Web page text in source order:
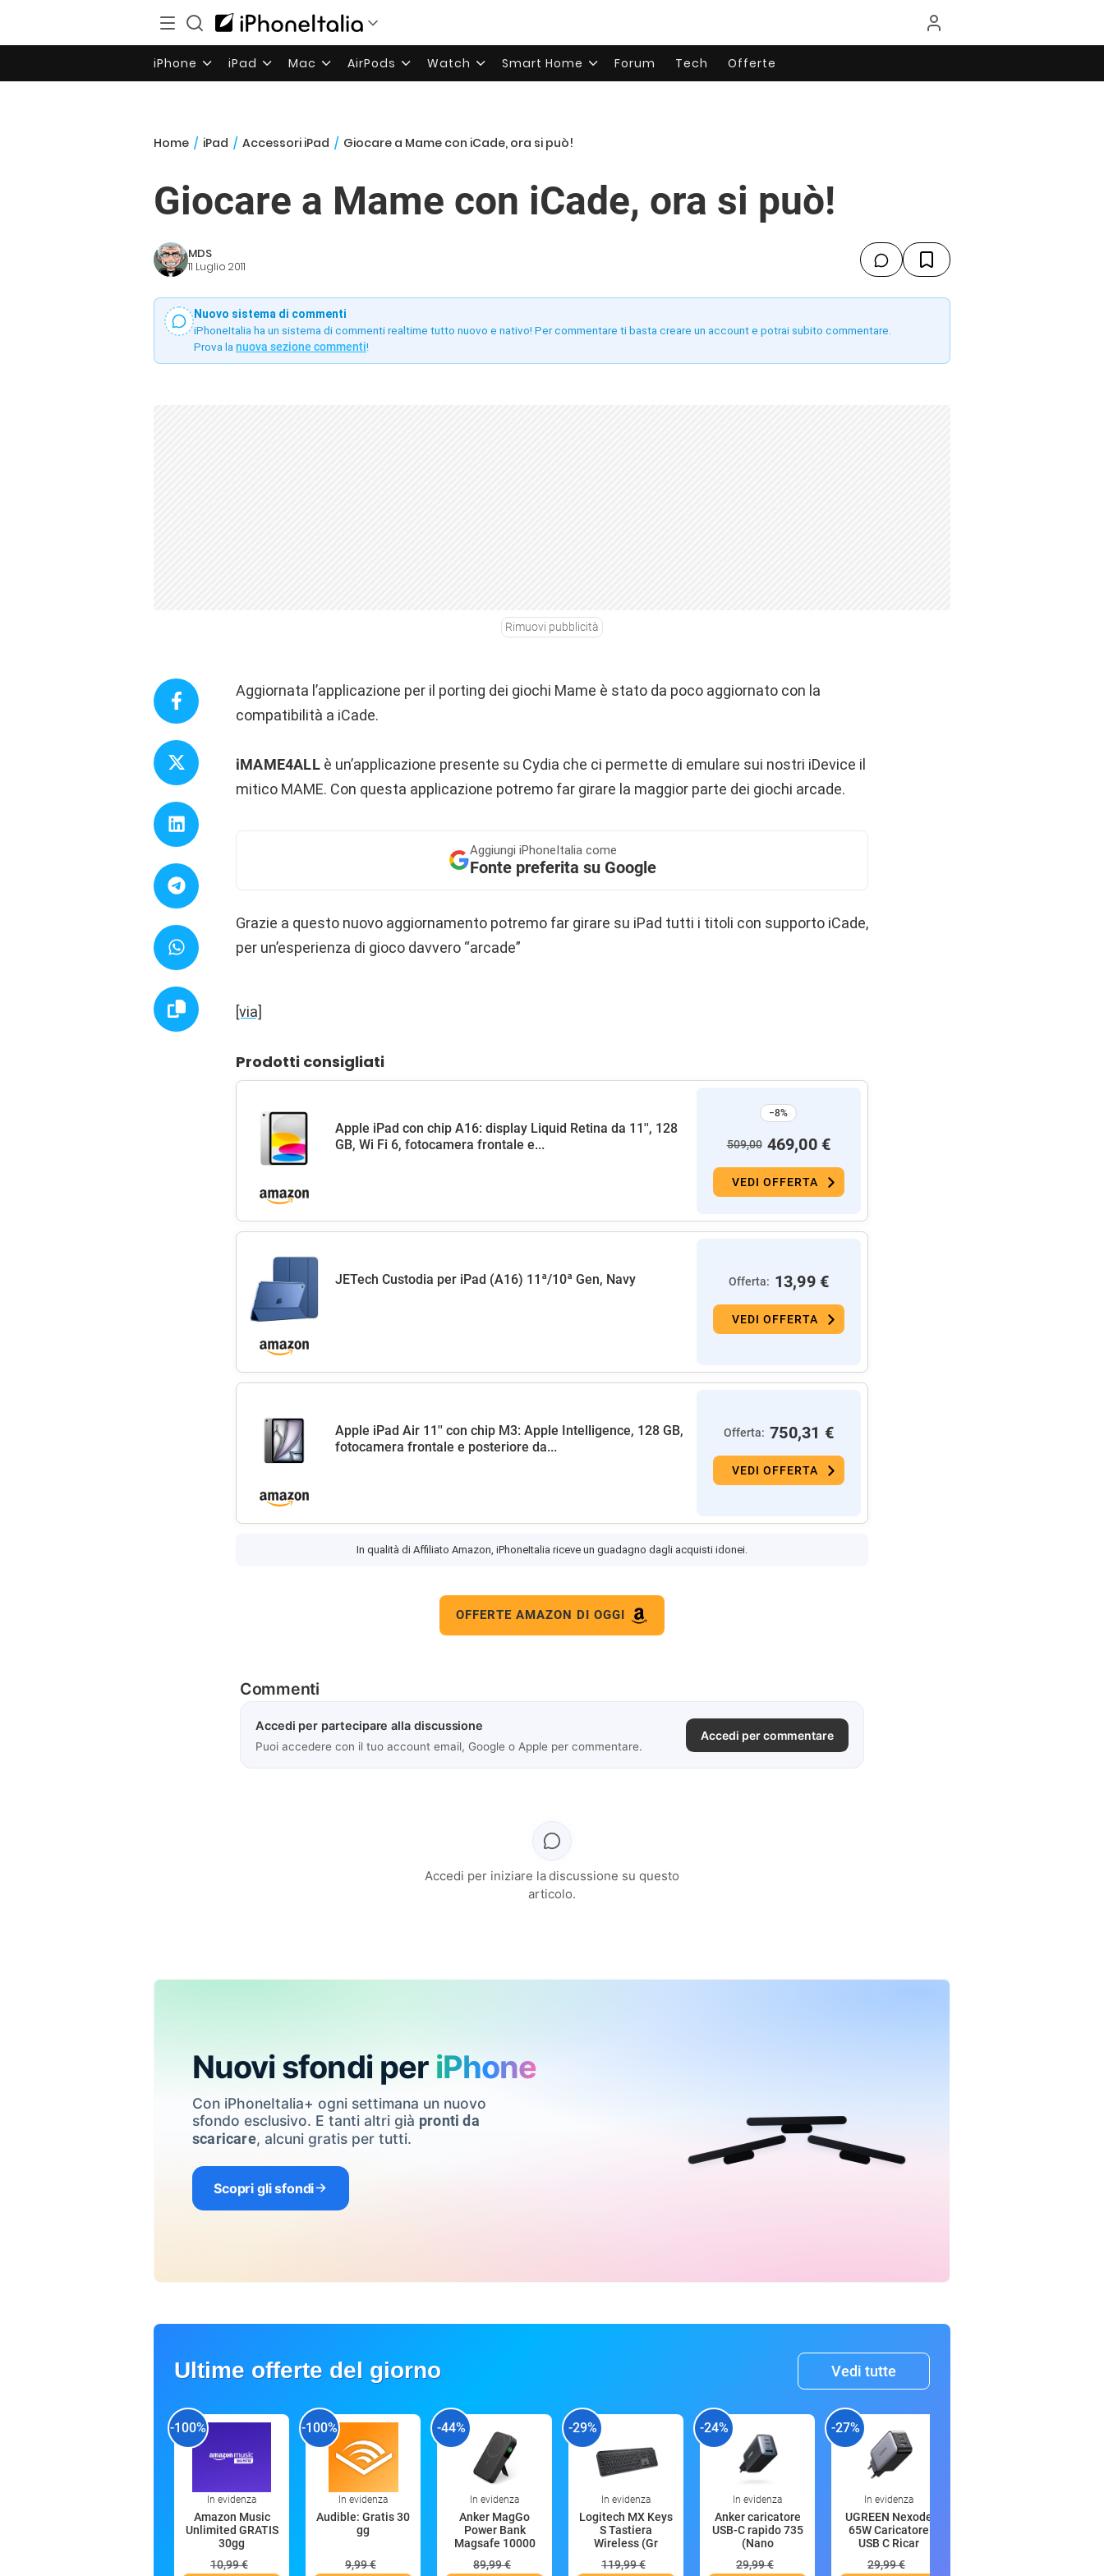
iPhone iPad Mac AirPods Watch Smart Home Forum Tech Offerte
Home / iPad / Accessori iPad / Giocare a Mame con iCade, ora si può!
Giocare a Mame con iCade, ora si può!
MDS
11 Luglio 2011
Nuovo sistema di commenti
iPhoneItalia ha un sistema di commenti realtime tutto nuovo e nativo! Per commentare ti basta creare un account e potrai subito commentare.
Prova la nuova sezione commenti!
Rimuovi pubblicità
Aggiornata l’applicazione per il porting dei giochi Mame è stato da poco aggiornato con la
compatibilità a iCade.
iMAME4ALLè un’applicazione presente su Cydia che ci permette di emulare sui nostri iDevice il
mitico MAME. Con questa applicazione potremo far girare la maggior parte dei giochi arcade.
Aggiungi iPhoneItalia come
Fonte preferita su Google
Grazie a questo nuovo aggiornamento potremo far girare su iPad tutti i titoli con supporto iCade,
per un’esperienza di gioco davvero “arcade”
[via]
Prodotti consigliati
Apple iPad con chip A16: display Liquid Retina da 11'', 128
GB, Wi Fi 6, fotocamera frontale e...
−8%
509,00 469,00 €
VEDI OFFERTA
JETech Custodia per iPad (A16) 11ª/10ª Gen, Navy Offerta: 13,99 €
VEDI OFFERTA
Apple iPad Air 11'' con chip M3: Apple Intelligence, 128 GB,
fotocamera frontale e posteriore da...
Offerta: 750,31 €
VEDI OFFERTA
In qualità di Affiliato Amazon, iPhoneItalia riceve un guadagno dagli acquisti idonei.
OFFERTE AMAZON DI OGGI
Commenti
Accedi per partecipare alla discussione
Puoi accedere con il tuo account email, Google o Apple per commentare.
Accedi per commentare
Accedi per iniziare la discussione su questo
articolo.
Nuovi sfondi per iPhone
Con iPhoneItalia+ ogni settimana un nuovo
sfondo esclusivo. E tanti altri già pronti da
scaricare, alcuni gratis per tutti.
Scopri gli sfondi
Ultime offerte del giorno Vedi tutte
-100%
In evidenza
Amazon Music
Unlimited GRATIS
30gg
10,99 €
-100%
In evidenza
Audible: Gratis 30
gg
9,99 €
-44%
In evidenza
Anker MagGo
Power Bank
Magsafe 10000
89,99 €
-29%
In evidenza
Logitech MX Keys
S Tastiera
Wireless (Gr
119,99 €
-24%
In evidenza
Anker caricatore
USB-C rapido 735
(Nano
29,99 €
-27%
In evidenza
UGREEN Nexode
65W Caricatore
USB C Ricar
29,99 €